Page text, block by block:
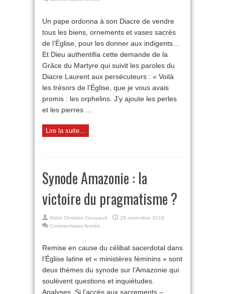
du
Christ
de
l’Esprit
Saint
au
Pontife
romain
(7)
Un pape ordonna à son Diacre de vendre
tous les biens, ornements et vases sacrés
de l’Église, pour les donner aux indigents…
Et Dieu authentifia cette demande de la
Grâce du Martyre qui suivit les paroles du
Diacre Laurent aux persécuteurs : « Voilà
les trésors de l’Église, que je vous avais
promis : les orphelins. J’y ajoute les perles
et les pierres ...
Lire la suite...
Synode Amazonie : la
victoire du pragmatisme ?
Abbé Christian Gouyaud
29 novembre 2019
Commentaires ferméssur
:
la
du
pragmatisme
?
Remise en cause du célibat sacerdotal dans
l’Église latine et « ministères féminins » sont
deux thèmes du synode sur l’Amazonie qui
soulèvent questions et inquiétudes.
Analyses. Si l’accès aux sacrements –